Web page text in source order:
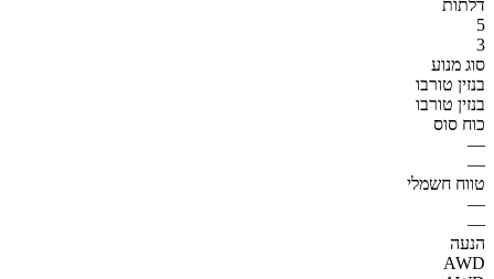
דלתות
5
3
סוג מנוע
בנזין טורבו
בנזין טורבו
כוח סוס
—
—
טווח חשמלי
—
—
הנעה
AWD